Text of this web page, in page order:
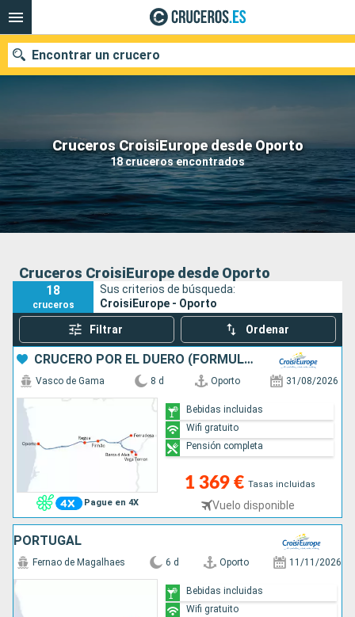
Cruceros CroisiEurope desde Oporto
18 cruceros encontrados
Encontrar un crucero
Nuestros destinos
Fecha de salida
Puertos Compañías
Cruceros CroisiEurope desde Oporto
18
cruceros
Sus criterios de búsqueda:
CroisiEurope - Oporto
Filtrar Ordenar
CRUCERO POR EL DUERO (FORMULA PUERTO/PUERTO)
Pague en 4X
Vasco de Gama 8 d Oporto 31/08/2026
1 369 € Tasas incluidas
Vuelo disponible
Bebidas incluidas
Wifi gratuito
Pensión completa
PORTUGAL
Fernao de Magalhaes 6 d Oporto 11/11/2026
Bebidas incluidas
Wifi gratuito